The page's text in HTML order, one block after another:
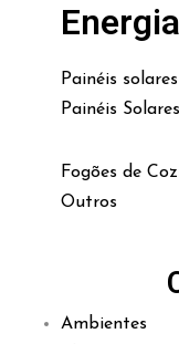
Painéis
Painéis
Fogões de
Outros
Ambientes